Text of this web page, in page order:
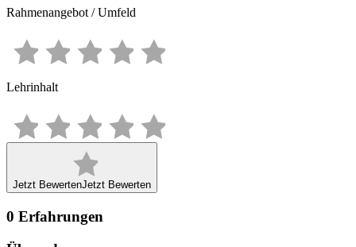
Rahmenangebot / Umfeld
Lehrinhalt
Jetzt BewertenJetzt Bewerten
0 Erfahrungen